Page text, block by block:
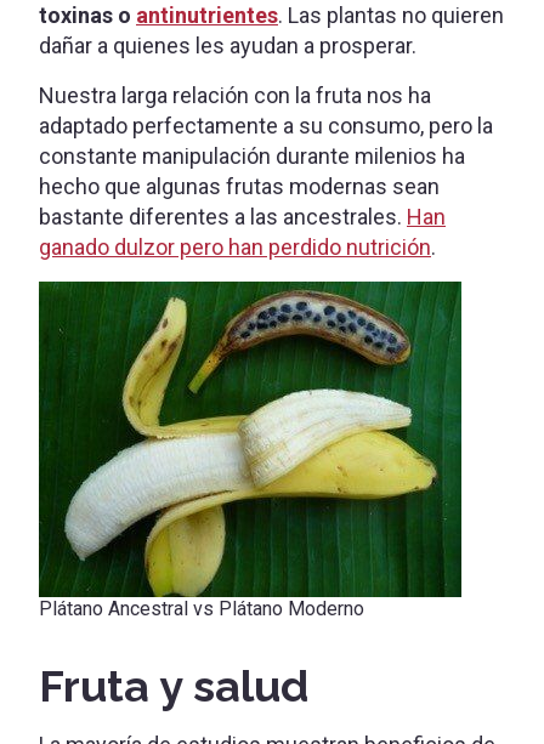
toxinas o antinutrientes. Las plantas no quieren
dañar a quienes les ayudan a prosperar.
Nuestra larga relación con la fruta nos ha
adaptado perfectamente a su consumo, pero la
constante manipulación durante milenios ha
hecho que algunas frutas modernas sean
bastante diferentes a las ancestrales. Han
ganado dulzor pero han perdido nutrición.
Plátano Ancestral vs Plátano Moderno
Fruta y salud